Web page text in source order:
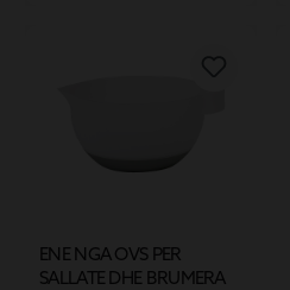
ENE NGA OVS PER
SALLATE DHE BRUMERA